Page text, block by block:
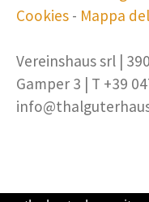
Cookies - Mappa
Vereinshaus srl |
Gamper 3 | T +39